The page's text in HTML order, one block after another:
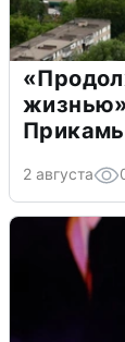
2 августа